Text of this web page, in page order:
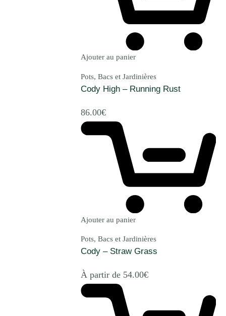
Ajouter au panier
Pots, Bacs et Jardinières
Cody High – Running Rust
86.00€
Ajouter au panier
Pots, Bacs et Jardinières
Cody – Straw Grass
À partir de 54.00€